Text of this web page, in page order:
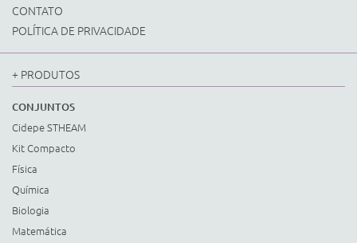
CONTATO
POLÍTICA DE PRIVACIDADE
+ PRODUTOS
CONJUNTOS
Cidepe STHEAM
Kit Compacto
Física
Química
Biologia
Matemática